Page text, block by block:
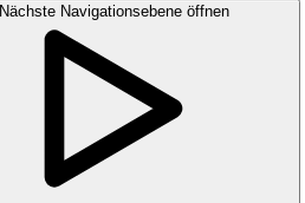
Nächste Navigationsebene öffnen